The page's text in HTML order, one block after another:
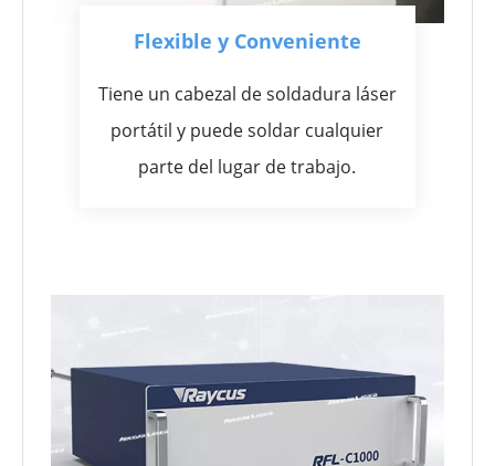
Flexible y Conveniente
Tiene un cabezal de soldadura láser
portátil y puede soldar cualquier
parte del lugar de trabajo.